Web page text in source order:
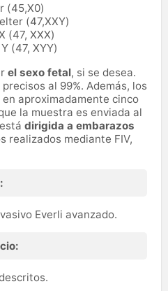
(45,X0)
(47,XXY)
(47, XXX)
(47, XYY)
el sexo fetal, si se desea.
al 99%. Además, los
aproximadamente cinco
la muestra es enviada al
dirigida a embarazos
realizados mediante FIV,
Everli avanzado.